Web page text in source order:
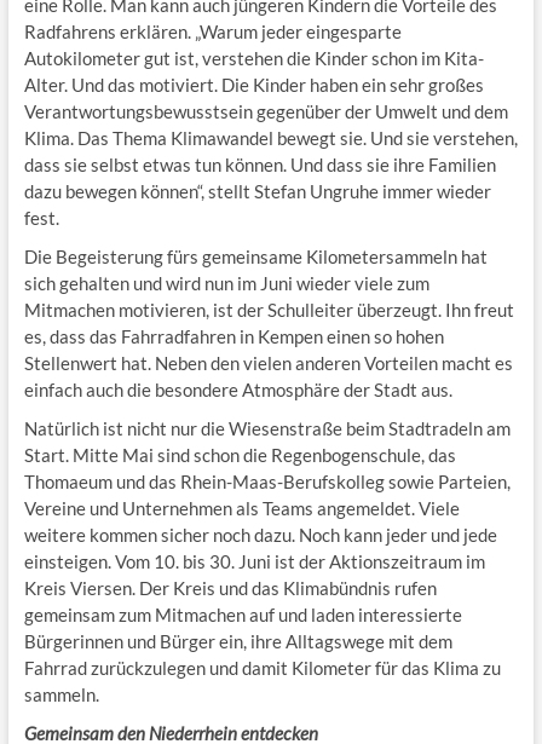
eine Rolle. Man kann auch jüngeren Kindern die Vorteile des
Radfahrens erklären. „Warum jeder eingesparte
Autokilometer gut ist, verstehen die Kinder schon im Kita-
Alter. Und das motiviert. Die Kinder haben ein sehr großes
Verantwortungsbewusstsein gegenüber der Umwelt und dem
Klima. Das Thema Klimawandel bewegt sie. Und sie verstehen,
dass sie selbst etwas tun können. Und dass sie ihre Familien
dazu bewegen können“, stellt Stefan Ungruhe immer wieder
fest.
Die Begeisterung fürs gemeinsame Kilometersammeln hat
sich gehalten und wird nun im Juni wieder viele zum
Mitmachen motivieren, ist der Schulleiter überzeugt. Ihn freut
es, dass das Fahrradfahren in Kempen einen so hohen
Stellenwert hat. Neben den vielen anderen Vorteilen macht es
einfach auch die besondere Atmosphäre der Stadt aus.
Natürlich ist nicht nur die Wiesenstraße beim Stadtradeln am
Start. Mitte Mai sind schon die Regenbogenschule, das
Thomaeum und das Rhein-Maas-Berufskolleg sowie Parteien,
Vereine und Unternehmen als Teams angemeldet. Viele
weitere kommen sicher noch dazu. Noch kann jeder und jede
einsteigen. Vom 10. bis 30. Juni ist der Aktionszeitraum im
Kreis Viersen. Der Kreis und das Klimabündnis rufen
gemeinsam zum Mitmachen auf und laden interessierte
Bürgerinnen und Bürger ein, ihre Alltagswege mit dem
Fahrrad zurückzulegen und damit Kilometer für das Klima zu
sammeln.
Gemeinsam den Niederrhein entdecken